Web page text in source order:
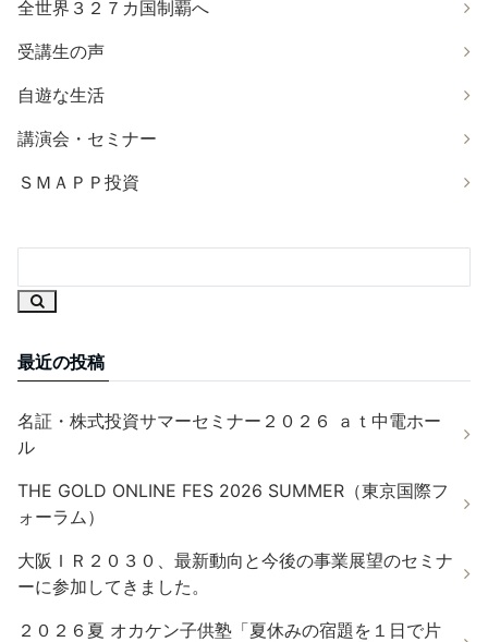
全世界３２７カ国制覇へ
受講生の声
自遊な生活
講演会・セミナー
ＳＭＡＰＰ投資
最近の投稿
名証・株式投資サマーセミナー２０２６ ａｔ中電ホー
ル
THE GOLD ONLINE FES 2026 SUMMER（東京国際フ
ォーラム）
大阪ＩＲ２０３０、最新動向と今後の事業展望のセミナ
ーに参加してきました。
２０２６夏 オカケン子供塾「夏休みの宿題を１日で片